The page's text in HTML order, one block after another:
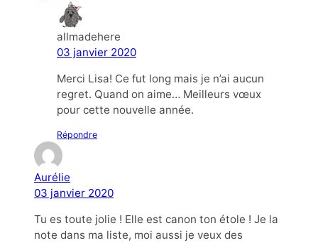
allmadehere
03 janvier 2020
Merci Lisa! Ce fut long mais je n’ai aucun
regret. Quand on aime… Meilleurs vœux
pour cette nouvelle année.
Répondre
Aurélie
03 janvier 2020
Tu es toute jolie ! Elle est canon ton étole ! Je la
note dans ma liste, moi aussi je veux des